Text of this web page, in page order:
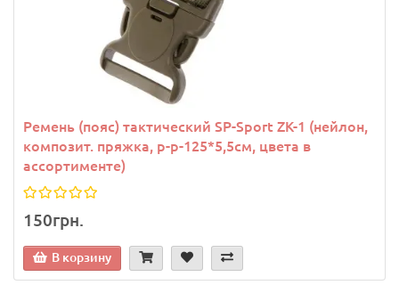
Ремень (пояс) тактический SP-Sport ZK-1 (нейлон,
композит. пряжка, р-р-125*5,5см, цвета в
ассортименте)
150грн.
В корзину